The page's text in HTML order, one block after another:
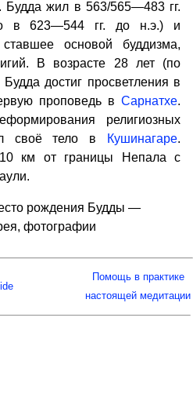
жил в 563/565—483 гг.
в 623—544 гг. до н.э.) и
основой буддизма,
В возрасте 28 лет (по
достиг просветления в
проповедь в Сарнатхе.
религиозных
своё тело в
Кушинагаре.
км от границы Непала с
рождения Будды —
фотографии
Помощь в практике
настоящей медитации